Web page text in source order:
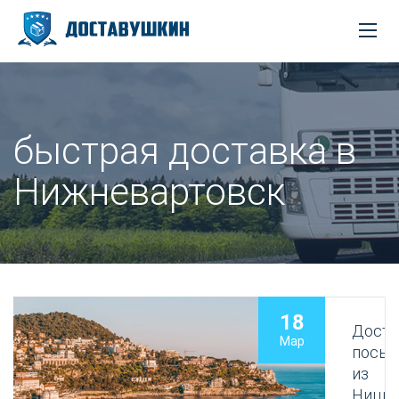
быстрая доставка в
Нижневартовск
18
Мар
из